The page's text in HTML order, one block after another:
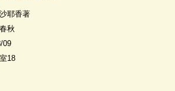
耶香著
秋
09
18